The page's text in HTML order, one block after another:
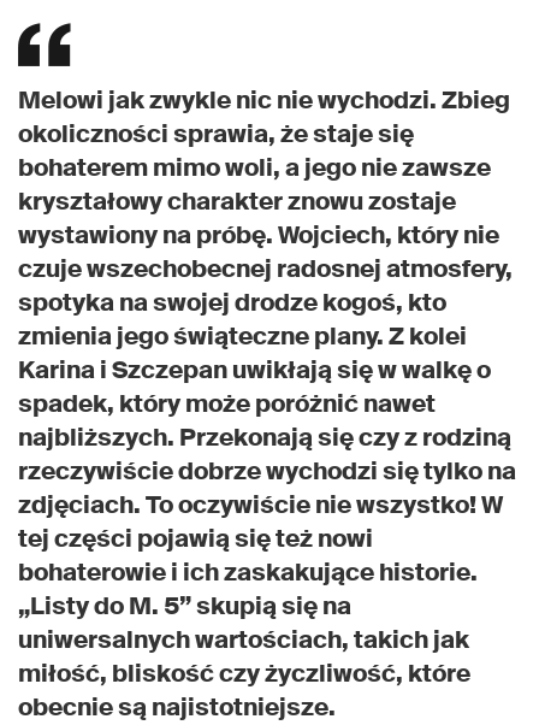
Melowi jak zwykle nic nie wychodzi. Zbieg
okoliczności sprawia, że staje się
bohaterem mimo woli, a jego nie zawsze
kryształowy charakter znowu zostaje
wystawiony na próbę. Wojciech, który nie
czuje wszechobecnej radosnej atmosfery,
spotyka na swojej drodze kogoś, kto
zmienia jego świąteczne plany. Z kolei
Karina i Szczepan uwikłają się w walkę o
spadek, który może poróżnić nawet
najbliższych. Przekonają się czy z rodziną
rzeczywiście dobrze wychodzi się tylko na
zdjęciach. To oczywiście nie wszystko! W
tej części pojawią się też nowi
bohaterowie i ich zaskakujące historie.
„Listy do M. 5” skupią się na
uniwersalnych wartościach, takich jak
miłość, bliskość czy życzliwość, które
obecnie są najistotniejsze.